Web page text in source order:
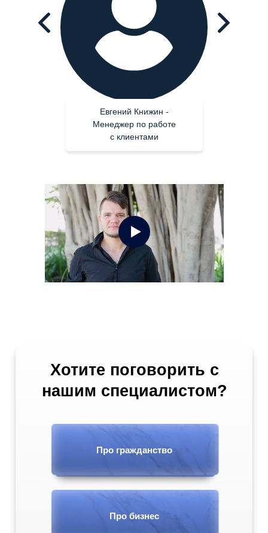
Екатерина Дубровская -
Операционный директор
Евгений Книжин -
Менеджер по работе
с клиентами
Екатерина Дубровская -
Про гражданство
Про бизнес
Хотите поговорить с
нашим специалистом?
LET'S GO!
LET'S GO!